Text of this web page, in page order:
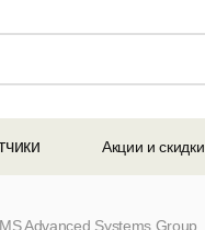
Акции и скидки
Advanced Systems Group